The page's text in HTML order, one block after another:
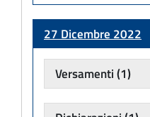
27 Dicembre 2022
Versamenti(1)